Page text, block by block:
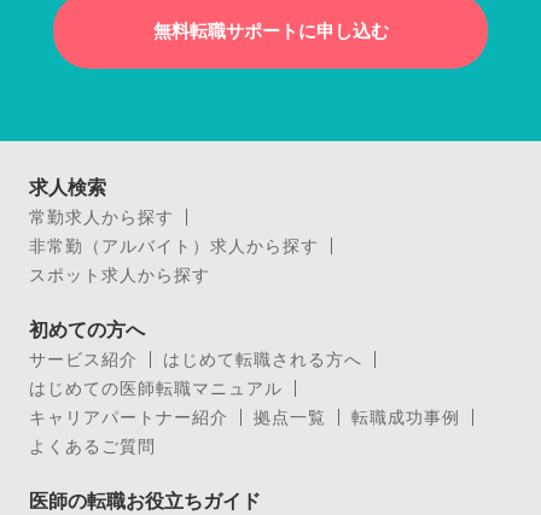
無料転職サポートに申し込む
求人検索
常勤求人から探す
非常勤（アルバイト）求人から探す
スポット求人から探す
初めての方へ
サービス紹介
はじめて転職される方へ
はじめての医師転職マニュアル
キャリアパートナー紹介
拠点一覧
転職成功事例
よくあるご質問
医師の転職お役立ちガイド